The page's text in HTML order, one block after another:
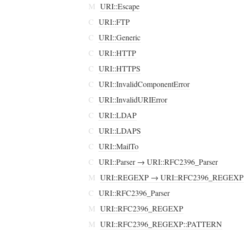
M URI::Escape
C URI::FTP
C URI::Generic
C URI::HTTP
C URI::HTTPS
C URI::InvalidComponentError
C URI::InvalidURIError
C URI::LDAP
C URI::LDAPS
C URI::MailTo
C URI::Parser → URI::RFC2396_Parser
M URI::REGEXP → URI::RFC2396_REGEXP
C URI::RFC2396_Parser
M URI::RFC2396_REGEXP
M URI::RFC2396_REGEXP::PATTERN